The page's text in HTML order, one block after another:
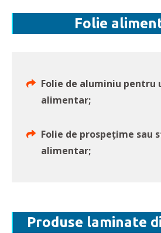
Folie
Folie de aluminiu pentru
alimentar;
Folie de prospețime sau
alimentar;
Produse laminate